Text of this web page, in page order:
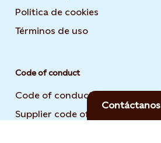
Contáctanos
Política de cookies
Términos de uso
Code of conduct
Code of conduct 2025
Supplier code of conduct 2025